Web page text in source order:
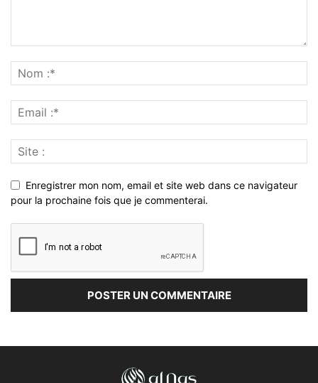
Enregistrer mon nom, email et site web dans ce navigateur
pour la prochaine fois que je commenterai.